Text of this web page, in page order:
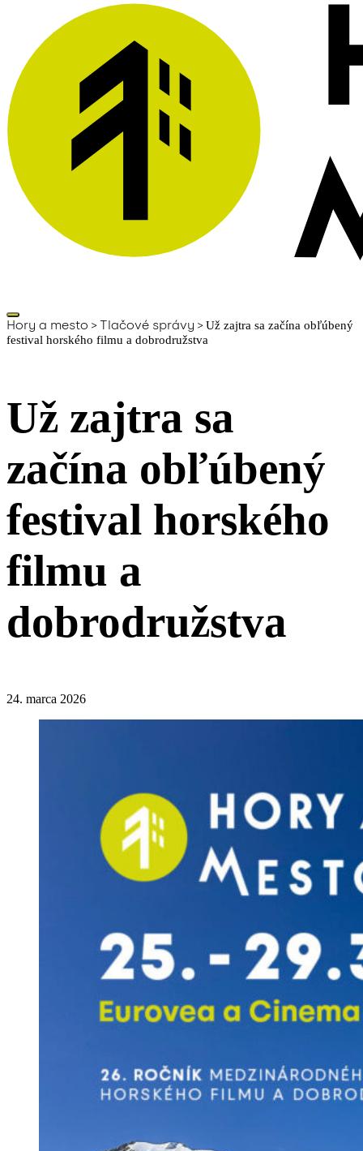
Hory a mesto >Tlačové správy >Už zajtra sa začína obľúbený
festival horského filmu a dobrodružstva
Už zajtra sa
začína obľúbený
festival horského
filmu a
dobrodružstva
24. marca 2026